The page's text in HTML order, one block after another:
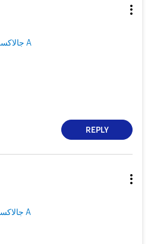
جالاكسى A
REPLY
جالاكسى A